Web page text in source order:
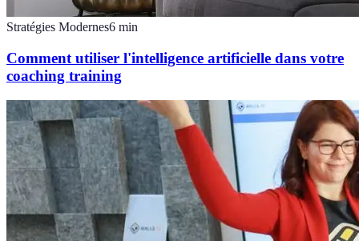
Stratégies Modernes6 min
Comment utiliser l'intelligence artificielle dans votre
coaching training